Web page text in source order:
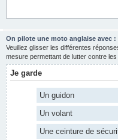
On pilote une moto anglaise avec :
Veuillez glisser les différentes
mesure permettant de lutter contre
Je garde
Un guidon
Un volant
Une ceinture de